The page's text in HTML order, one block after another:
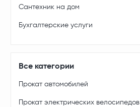
Сантехник на дом
Бухгалтерские услуги
Все категории
Прокат автомобилей
Прокат электрических велосипедов